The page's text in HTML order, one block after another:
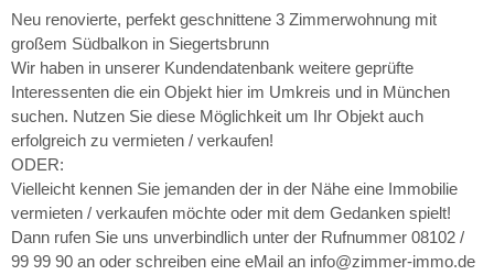
Neu renovierte, perfekt geschnittene 3 Zimmerwohnung mit
großem Südbalkon in Siegertsbrunn
Wir haben in unserer Kundendatenbank weitere geprüfte
Interessenten die ein Objekt hier im Umkreis und in München
suchen. Nutzen Sie diese Möglichkeit um Ihr Objekt auch
erfolgreich zu vermieten / verkaufen!
ODER:
Vielleicht kennen Sie jemanden der in der Nähe eine Immobilie
vermieten / verkaufen möchte oder mit dem Gedanken spielt!
Dann rufen Sie uns unverbindlich unter der Rufnummer 08102 /
99 99 90 an oder schreiben eine eMail an info@zimmer-immo.de